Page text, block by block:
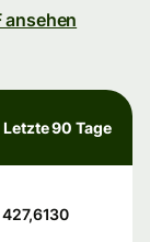
ansehen
Letzte 90 Tage
427,6130